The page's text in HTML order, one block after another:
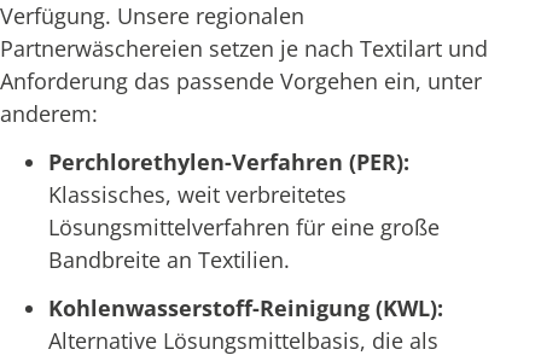
Verfügung. Unsere regionalen
Partnerwäschereien setzen je nach Textilart und
Anforderung das passende Vorgehen ein, unter
anderem:
Perchlorethylen-Verfahren (PER):
Klassisches, weit verbreitetes
Lösungsmittelverfahren für eine große
Bandbreite an Textilien.
Kohlenwasserstoff-Reinigung (KWL):
Alternative Lösungsmittelbasis, die als